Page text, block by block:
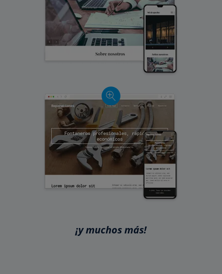
¡y muchos más!